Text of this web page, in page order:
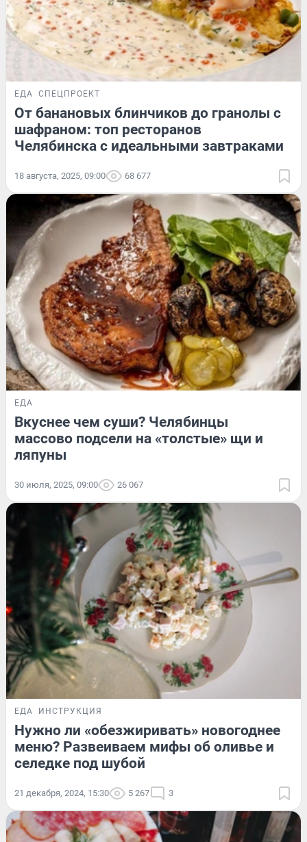
ЕДА СПЕЦПРОЕКТ
От банановых блинчиков до гранолы с
шафраном: топ ресторанов
Челябинска с идеальными завтраками
18 августа, 2025, 09:00 68 677
ЕДА
Вкуснее чем суши? Челябинцы
массово подсели на «толстые» щи и
ляпуны
30 июля, 2025, 09:00 26 067
ЕДА ИНСТРУКЦИЯ
Нужно ли «обезжиривать» новогоднее
меню? Развеиваем мифы об оливье и
селедке под шубой
21 декабря, 2024, 15:30 5 267 3